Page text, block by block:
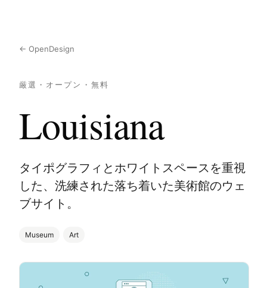
← OpenDesign
厳選・オープン・無料
Louisiana
タイポグラフィとホワイトスペースを重視
した、洗練された落ち着いた美術館のウェ
ブサイト。
Museum Art